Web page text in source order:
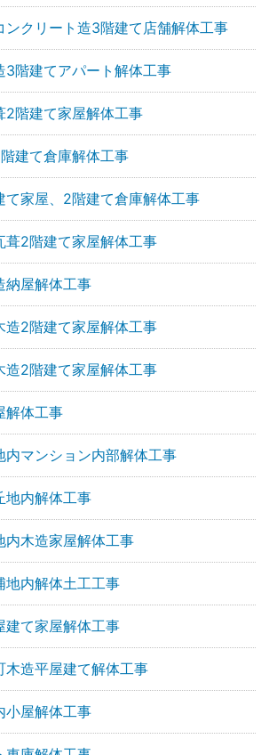
ンクリート造3階建て店舗解体工事
3階建てアパート解体工事
2階建て家屋解体工事
建て倉庫解体工事
て家屋、2階建て倉庫解体工事
葺2階建て家屋解体工事
納屋解体工事
造2階建て家屋解体工事
造2階建て家屋解体工事
解体工事
内マンション内部解体工事
地内解体工事
内木造家屋解体工事
地内解体土工工事
建て家屋解体工事
木造平屋建て解体工事
小屋解体工事